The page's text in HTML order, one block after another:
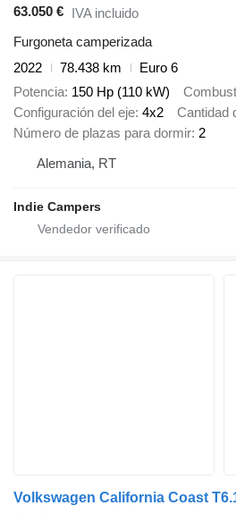
63.050 € IVA incluido
Furgoneta camperizada
2022
78.438 km
Euro 6
Potencia 150 Hp (110 kW)
Configuración del eje 4x2 Cantidad
Número de plazas para dormir 2
Alemania, RT
Indie Campers
Volkswagen California Coast